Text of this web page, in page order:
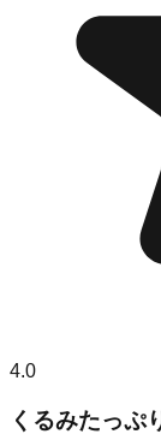
4.0
くるみたっぷ